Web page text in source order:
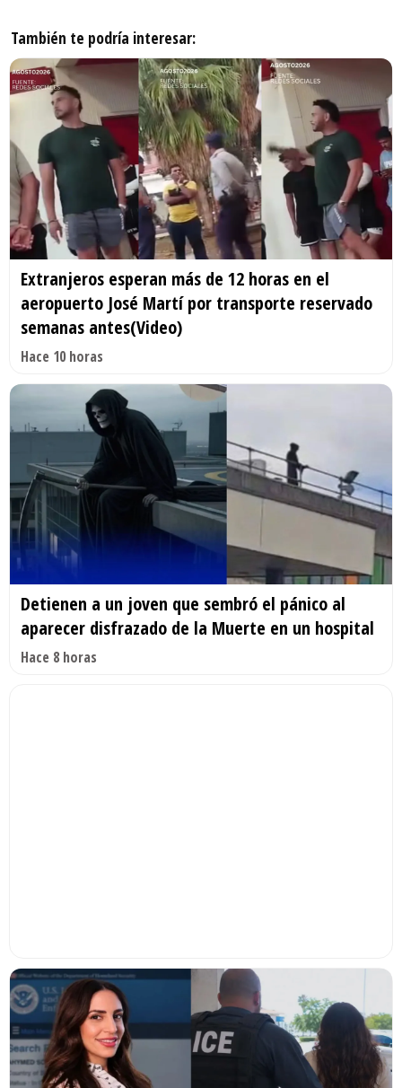
También te podría interesar:
Extranjeros esperan más de 12 horas en el
aeropuerto José Martí por transporte reservado
semanas antes(Video)
Hace 10 horas
Detienen a un joven que sembró el pánico al
aparecer disfrazado de la Muerte en un hospital
Hace 8 horas